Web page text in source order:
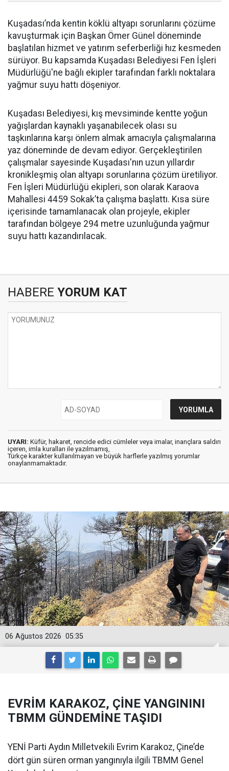
Kuşadası’nda kentin köklü altyapı sorunlarını çözüme
kavuşturmak için Başkan Ömer Günel döneminde
başlatılan hizmet ve yatırım seferberliği hız kesmeden
sürüyor. Bu kapsamda Kuşadası Belediyesi Fen İşleri
Müdürlüğü'ne bağlı ekipler tarafından farklı noktalara
yağmur suyu hattı döşeniyor.
Kuşadası Belediyesi, kış mevsiminde kentte yoğun
yağışlardan kaynaklı yaşanabilecek olası su
taşkınlarına karşı önlem almak amacıyla çalışmalarına
yaz döneminde de devam ediyor. Gerçekleştirilen
çalışmalar sayesinde Kuşadası'nın uzun yıllardır
kronikleşmiş olan altyapı sorunlarına çözüm üretiliyor.
Fen İşleri Müdürlüğü ekipleri, son olarak Karaova
Mahallesi 4459 Sokak’ta çalışma başlattı. Kısa süre
içerisinde tamamlanacak olan projeyle, ekipler
tarafından bölgeye 294 metre uzunluğunda yağmur
suyu hattı kazandırılacak.
HABERE YORUM KAT
UYARI: Küfür, hakaret, rencide edici cümleler veya imalar, inançlara saldırı
içeren, imla kuralları ile yazılmamış,
Türkçe karakter kullanılmayan ve büyük harflerle yazılmış yorumlar
onaylanmamaktadır.
05:35
06 Ağustos 2026
EVRİM KARAKOZ, ÇİNE YANGININI
TBMM GÜNDEMİNE TAŞIDI
YENİ Parti Aydın Milletvekili Evrim Karakoz, Çine’de
dört gün süren orman yangınıyla ilgili TBMM Genel